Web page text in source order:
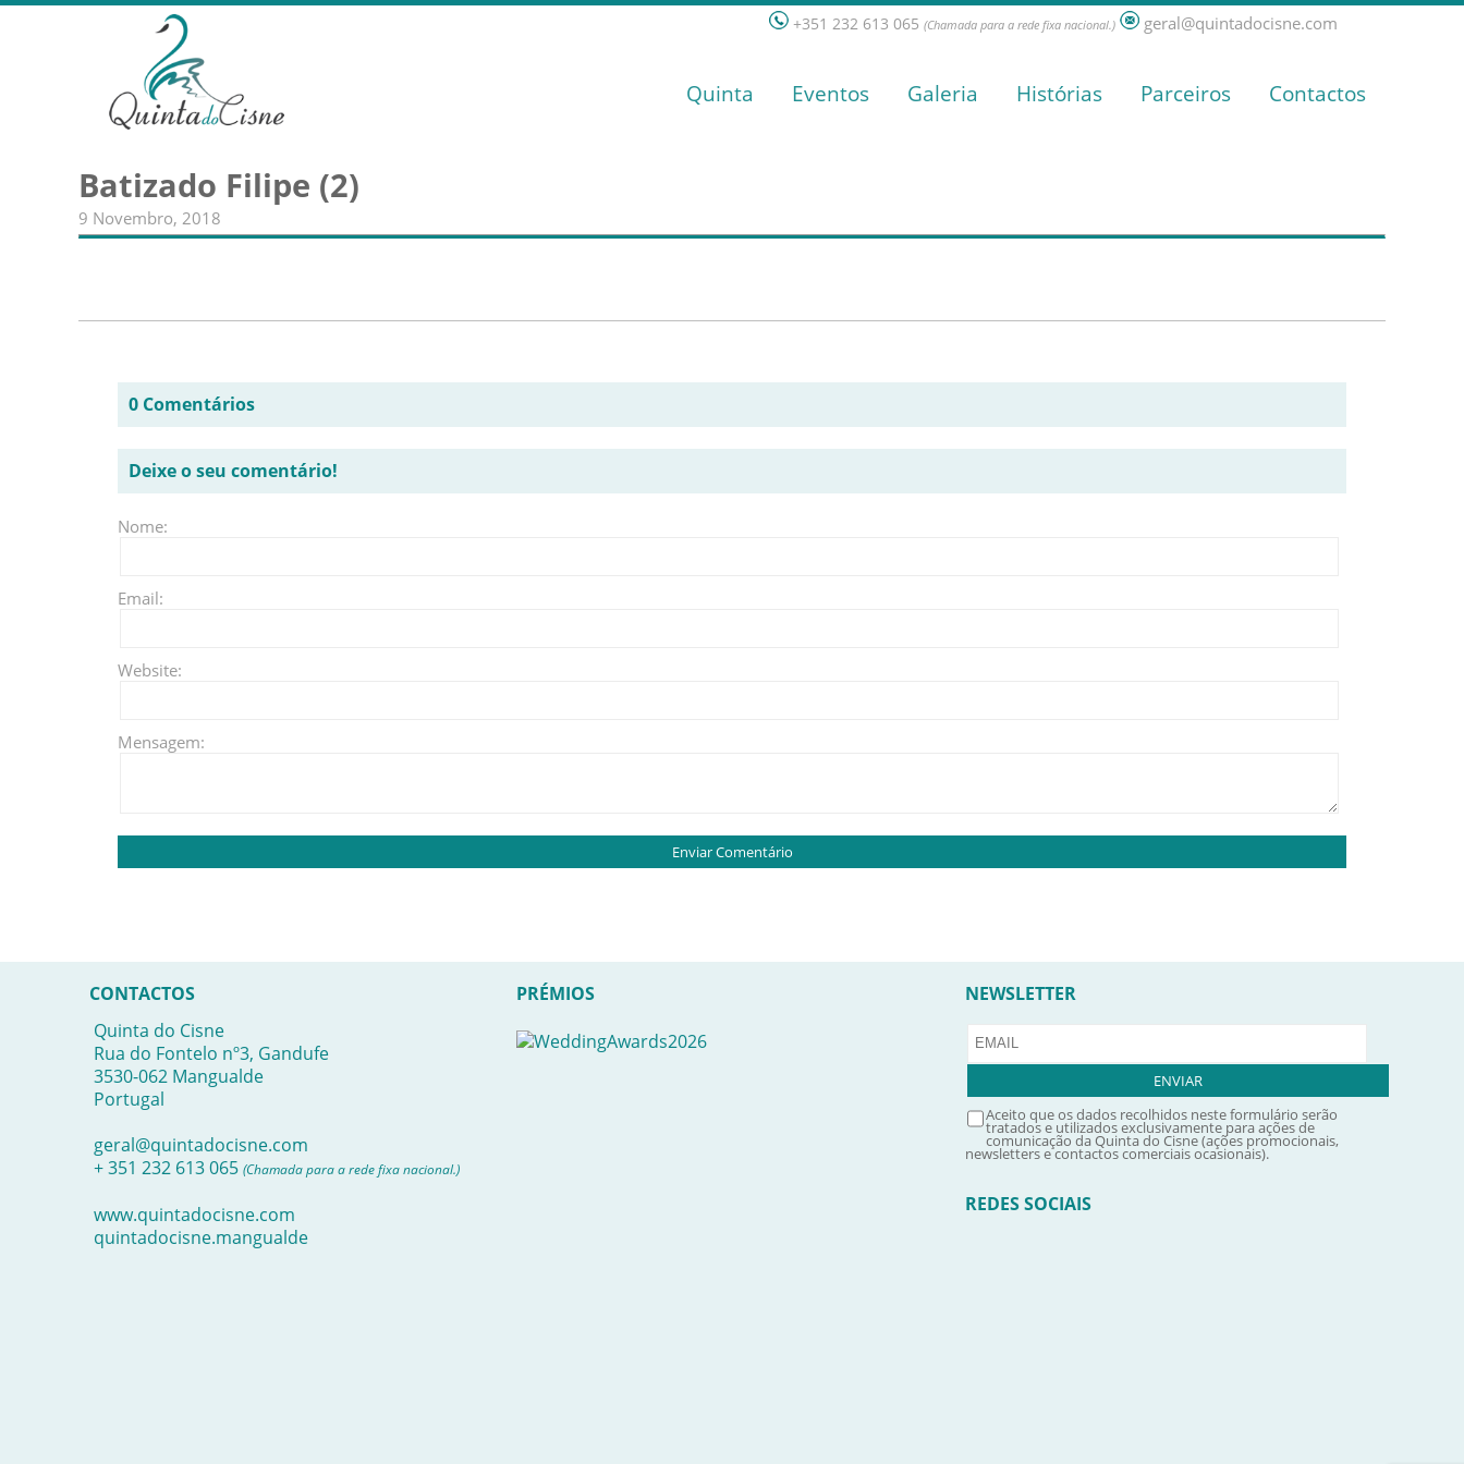
+351 232 613 065 (Chamada para a rede fixa nacional.) geral@quintadocisne.com
Quinta Eventos Galeria Histórias Parceiros Contactos
Batizado Filipe (2)
9 Novembro, 2018
0 Comentários
Deixe o seu comentário!
Nome:
Email:
Website:
Mensagem:
CONTACTOS
Quinta do Cisne
Rua do Fontelo nº3, Gandufe
3530-062 Mangualde
Portugal
geral@quintadocisne.com
+ 351 232 613 065 (Chamada para a rede fixa nacional.)
www.quintadocisne.com
quintadocisne.mangualde
PRÉMIOS NEWSLETTER
Aceito que os dados recolhidos neste formulário serão
tratados e utilizados exclusivamente para ações de
comunicação da Quinta do Cisne (ações promocionais,
newsletters e contactos comerciais ocasionais).
REDES SOCIAIS